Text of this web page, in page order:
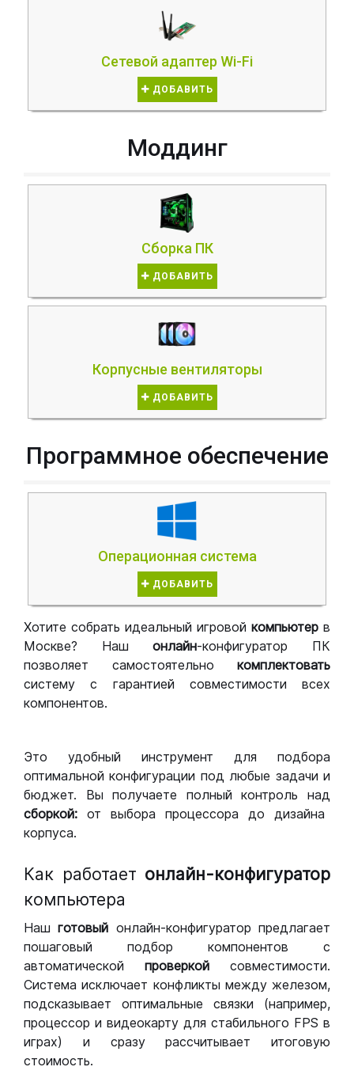
Сетевой адаптер Wi-Fi
ДОБАВИТЬ
Моддинг
Сборка ПК
ДОБАВИТЬ
Корпусные вентиляторы
ДОБАВИТЬ
Программное обеспечение
Операционная система
ДОБАВИТЬ
Хотите собрать идеальный игровой компьютер в
Москве? Нашонлайн-конфигуратор ПК
позволяет самостоятельно комплектовать
систему с гарантией совместимости всех
компонентов.
Это удобный инструмент для подбора
оптимальной конфигурации под любые задачи и
бюджет. Вы получаете полный контроль над
сборкой: от выбора процессора до дизайна
корпуса.
Как работает онлайн-конфигуратор
компьютера
Нашготовый онлайн-конфигуратор предлагает
пошаговый подбор компонентов с
автоматической проверкой совместимости.
Система исключает конфликты между железом,
подсказывает оптимальные связки (например,
процессор и видеокарту для стабильного FPS в
играх) и сразу рассчитывает итоговую
стоимость.